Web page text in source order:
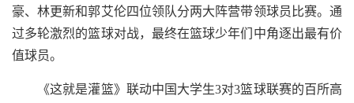
豪、林更新和郭艾伦四位领队分两大阵营带领球员比赛。通
过多轮激烈的篮球对战，最终在篮球少年们中角逐出最有价
值球员。
《这就是灌篮》联动中国大学生3对3篮球联赛的百所高